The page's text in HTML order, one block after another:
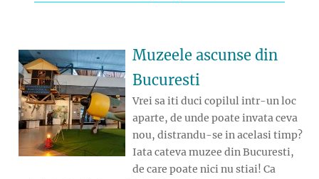
Muzeele ascunse din
Bucuresti
Vrei sa iti duci copilul intr-un loc
aparte, de unde poate invata ceva
nou, distrandu-se in acelasi timp?
Iata cateva muzee din Bucuresti,
de care poate nici nu stiai! Ca